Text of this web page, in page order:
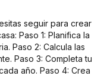
seguir para crear
Paso 1: Planifica la
Paso 2: Calcula las
Paso 3: Completa tu
año. Paso 4: Crea